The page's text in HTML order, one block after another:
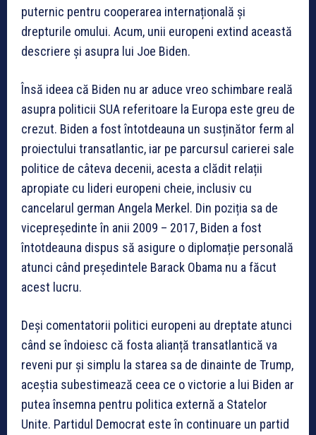
puternic pentru cooperarea internațională și
drepturile omului. Acum, unii europeni extind această
descriere și asupra lui Joe Biden.
Însă ideea că Biden nu ar aduce vreo schimbare reală
asupra politicii SUA referitoare la Europa este greu de
crezut. Biden a fost întotdeauna un susținător ferm al
proiectului transatlantic, iar pe parcursul carierei sale
politice de câteva decenii, acesta a clădit relații
apropiate cu lideri europeni cheie, inclusiv cu
cancelarul german Angela Merkel. Din poziția sa de
vicepreședinte în anii 2009 – 2017, Biden a fost
întotdeauna dispus să asigure o diplomație personală
atunci când președintele Barack Obama nu a făcut
acest lucru.
Deși comentatorii politici europeni au dreptate atunci
când se îndoiesc că fosta alianță transatlantică va
reveni pur și simplu la starea sa de dinainte de Trump,
aceștia subestimează ceea ce o victorie a lui Biden ar
putea însemna pentru politica externă a Statelor
Unite. Partidul Democrat este în continuare un partid